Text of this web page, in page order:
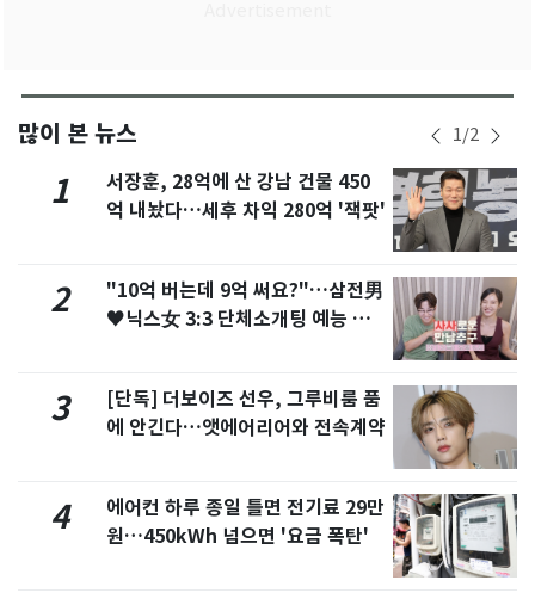
많이 본 뉴스 1/2
1
서장훈, 28억에 산 강남 건물 450
억 내놨다…세후 차익 280억 '잭팟'
2
"10억 버는데 9억 써요?"…삼전男
♥닉스女 3:3 단체소개팅 예능 화
3
[단독] 더보이즈 선우, 그루비룸 품
에 안긴다…앳에어리어와 전속계약
4
에어컨 하루 종일 틀면 전기료 29만
원…450kWh 넘으면 '요금 폭탄'